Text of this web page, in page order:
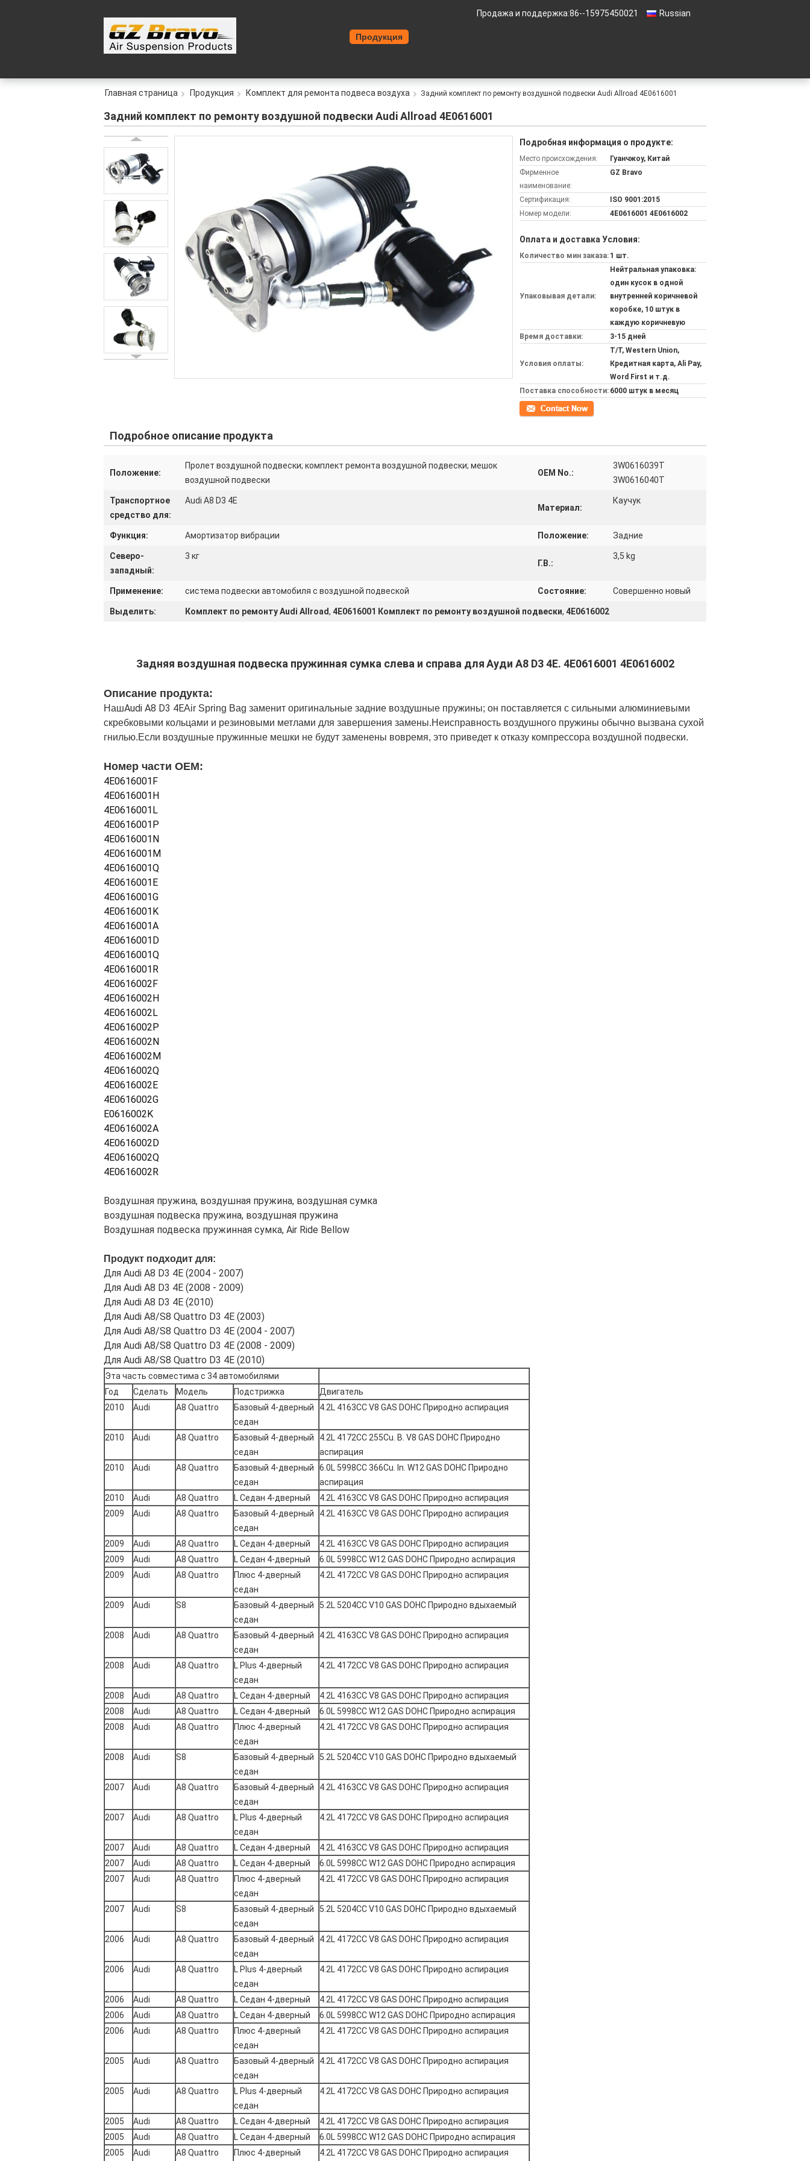
Russian
Продажа и поддержка:86--15975450021
Продукция
Главная страница Продукция Комплект для ремонта подвеса воздуха Задний комплект по ремонту воздушной подвески Audi Allroad 4E0616001
Задний комплект по ремонту воздушной подвески Audi Allroad 4E0616001
Подробная информация о продукте:
Место происхождения:
Гуанчжоу, Китай
Фирменное
наименование:
GZ Bravo
Сертификация:
ISO 9001:2015
Номер модели:
4E0616001 4E0616002
Оплата и доставка Условия:
Количество мин заказа: 1 шт.
Упаковывая детали:
Нейтральная упаковка:
один кусок в одной
внутренней коричневой
коробке, 10 штук в
каждую коричневую
Время доставки:
3-15 дней
Условия оплаты:
T/T, Western Union,
Кредитная карта, Ali Pay,
Word First и т.д.
Поставка способности: 6000 штук в месяц
контакт
Подробное описание продукта
Положение:
Пролет воздушной подвески; комплект ремонта воздушной подвески; мешок
воздушной подвески
OEM No.:
3W0616039T
3W0616040T
Транспортное
средство для:
Audi A8 D3 4E
Материал:
Каучук
Функция: Амортизатор вибрации Положение: Задние
Северо-
западный:
3 кг
Г.В.:
3,5 kg
Применение: система подвески автомобиля с воздушной подвеской Состояние: Совершенно новый
Выделить: Комплект по ремонту Audi Allroad, 4E0616001 Комплект по ремонту воздушной подвески, 4E0616002
Задняя воздушная подвеска пружинная сумка слева и справа дляАуди А8 D3 4E. 4E0616001 4E0616002
Описание продукта:
НашAudi A8 D3 4EAir Spring Bag заменит оригинальные задние воздушные пружины; он поставляется с сильными алюминиевыми
скребковыми кольцами и резиновыми метлами для завершения замены.Неисправность воздушного пружины обычно вызвана сухой
гнилью.Если воздушные пружинные мешки не будут заменены вовремя, это приведет к отказу компрессора воздушной подвески.
Номер части OEM:
4E0616001F
4E0616001H
4E0616001L
4E0616001P
4E0616001N
4E0616001M
4E0616001Q
4E0616001E
4E0616001G
4E0616001K
4E0616001A
4E0616001D
4E0616001Q
4E0616001R
4E0616002F
4E0616002H
4E0616002L
4E0616002P
4E0616002N
4E0616002M
4E0616002Q
4E0616002E
4E0616002G
E0616002K
4E0616002A
4E0616002D
4E0616002Q
4E0616002R
Воздушная пружина, воздушная пружина, воздушная сумка
воздушная подвеска пружина, воздушная пружина
Воздушная подвеска пружинная сумка, Air Ride Bellow
Продукт подходит для:
Для Audi A8 D3 4E (2004 - 2007)
Для Audi A8 D3 4E (2008 - 2009)
Для Audi A8 D3 4E (2010)
Для Audi A8/S8 Quattro D3 4E (2003)
Для Audi A8/S8 Quattro D3 4E (2004 - 2007)
Для Audi A8/S8 Quattro D3 4E (2008 - 2009)
Для Audi A8/S8 Quattro D3 4E (2010)
Эта часть совместима с 34 автомобилями
Год
Сделать Модель Подстрижка
Двигатель
2010
Audi А8 Quattro
Базовый 4-дверный
седан
4.2L 4163CC V8 GAS DOHC Природно аспирация
2010 Audi А8 Quattro
Базовый 4-дверный
седан
4.2L 4172CC 255Cu. В. V8 GAS DOHC Природно
аспирация
2010
Audi А8 Quattro
Базовый 4-дверный
седан
6.0L 5998CC 366Cu. In. W12 GAS DOHC Природно
аспирация
2010
Audi А8 Quattro L Седан 4-дверный
4.2L 4163CC V8 GAS DOHC Природно аспирация
2009
Audi А8 Quattro
Базовый 4-дверный
седан
4.2L 4163CC V8 GAS DOHC Природно аспирация
2009 Audi А8 Quattro L Седан 4-дверный
4.2L 4163CC V8 GAS DOHC Природно аспирация
2009
Audi А8 Quattro L Седан 4-дверный
6.0L 5998CC W12 GAS DOHC Природно аспирация
2009
Audi А8 Quattro
Плюс 4-дверный
седан
4.2L 4172CC V8 GAS DOHC Природно аспирация
2009 Audi S8
Базовый 4-дверный
седан
5.2L 5204CC V10 GAS DOHC Природно вдыхаемый
2008 Audi А8 Quattro
Базовый 4-дверный
седан
4.2L 4163CC V8 GAS DOHC Природно аспирация
2008 Audi А8 Quattro
L Plus 4-дверный
седан
4.2L 4172CC V8 GAS DOHC Природно аспирация
2008 Audi А8 Quattro L Седан 4-дверный
4.2L 4163CC V8 GAS DOHC Природно аспирация
2008
Audi А8 Quattro L Седан 4-дверный
6.0L 5998CC W12 GAS DOHC Природно аспирация
2008
Audi А8 Quattro
Плюс 4-дверный
седан
4.2L 4172CC V8 GAS DOHC Природно аспирация
2008 Audi S8
Базовый 4-дверный
седан
5.2L 5204CC V10 GAS DOHC Природно вдыхаемый
2007 Audi А8 Quattro
Базовый 4-дверный
седан
4.2L 4163CC V8 GAS DOHC Природно аспирация
2007 Audi А8 Quattro
L Plus 4-дверный
седан
4.2L 4172CC V8 GAS DOHC Природно аспирация
2007 Audi А8 Quattro L Седан 4-дверный
4.2L 4163CC V8 GAS DOHC Природно аспирация
2007
Audi А8 Quattro L Седан 4-дверный
6.0L 5998CC W12 GAS DOHC Природно аспирация
2007
Audi А8 Quattro
Плюс 4-дверный
седан
4.2L 4172CC V8 GAS DOHC Природно аспирация
2007 Audi S8
Базовый 4-дверный
седан
5.2L 5204CC V10 GAS DOHC Природно вдыхаемый
2006 Audi А8 Quattro
Базовый 4-дверный
седан
4.2L 4172CC V8 GAS DOHC Природно аспирация
2006 Audi А8 Quattro
L Plus 4-дверный
седан
4.2L 4172CC V8 GAS DOHC Природно аспирация
2006 Audi А8 Quattro L Седан 4-дверный
4.2L 4172CC V8 GAS DOHC Природно аспирация
2006
Audi А8 Quattro L Седан 4-дверный
6.0L 5998CC W12 GAS DOHC Природно аспирация
2006
Audi А8 Quattro
Плюс 4-дверный
седан
4.2L 4172CC V8 GAS DOHC Природно аспирация
2005 Audi А8 Quattro
Базовый 4-дверный
седан
4.2L 4172CC V8 GAS DOHC Природно аспирация
2005 Audi А8 Quattro
L Plus 4-дверный
седан
4.2L 4172CC V8 GAS DOHC Природно аспирация
2005 Audi А8 Quattro L Седан 4-дверный
4.2L 4172CC V8 GAS DOHC Природно аспирация
2005
Audi А8 Quattro L Седан 4-дверный
6.0L 5998CC W12 GAS DOHC Природно аспирация
2005
Audi А8 Quattro Плюс 4-дверный 4.2L 4172CC V8 GAS DOHC Природно аспирация